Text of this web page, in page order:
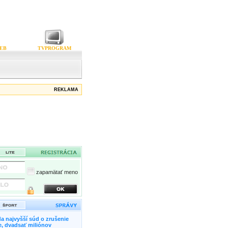
TVPROGRAM
REKLAMA
zapamätať meno
najvyšší súd o zrušenie
dvadsať miliónov